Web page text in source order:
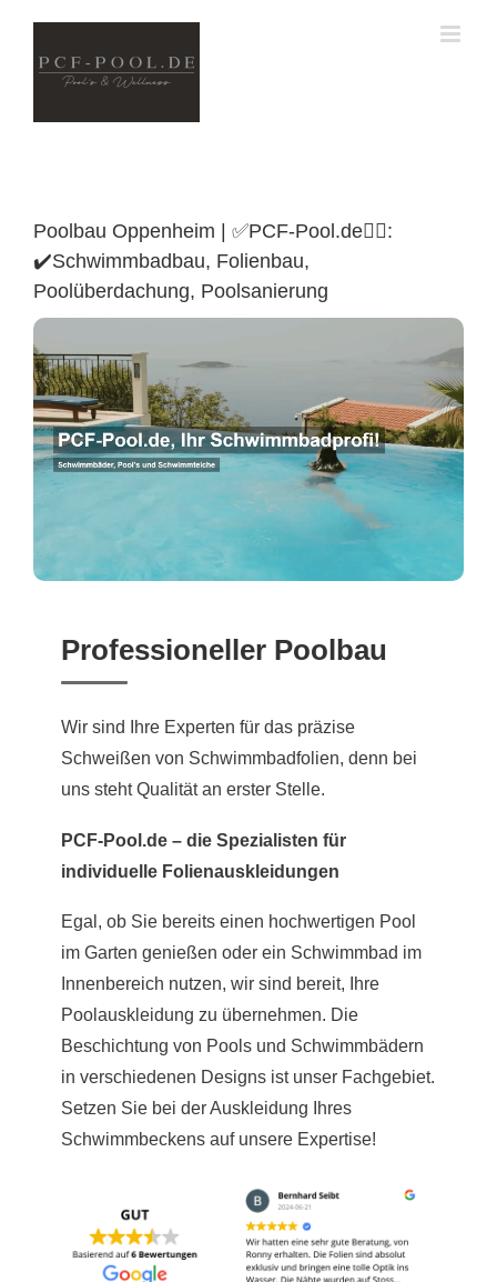
content
Poolbau Oppenheim | ✅PCF-Pool.de🏊🏼:
✔️Schwimmbadbau, Folienbau,
Poolüberdachung, Poolsanierung
Poolüberdachung
Professioneller Poolbau
Wir sind Ihre Experten für das präzise
Schweißen von Schwimmbadfolien, denn bei
uns steht Qualität an erster Stelle.
PCF-Pool.de – die Spezialisten für
individuelle Folienauskleidungen
Egal, ob Sie bereits einen hochwertigen Pool
im Garten genießen oder ein Schwimmbad im
Innenbereich nutzen, wir sind bereit, Ihre
Poolauskleidung zu übernehmen. Die
Beschichtung von Pools und Schwimmbädern
in verschiedenen Designs ist unser Fachgebiet.
Setzen Sie bei der Auskleidung Ihres
Schwimmbeckens auf unsere Expertise!